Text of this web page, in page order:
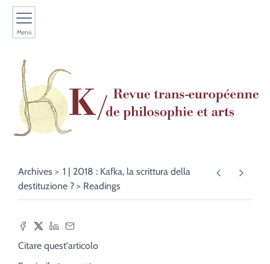
Menù
Archives
1 | 2018 : Kafka, la scrittura della
destituzione ?
Readings
Citare quest'articolo